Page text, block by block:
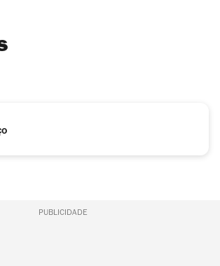
PUBLICIDADE